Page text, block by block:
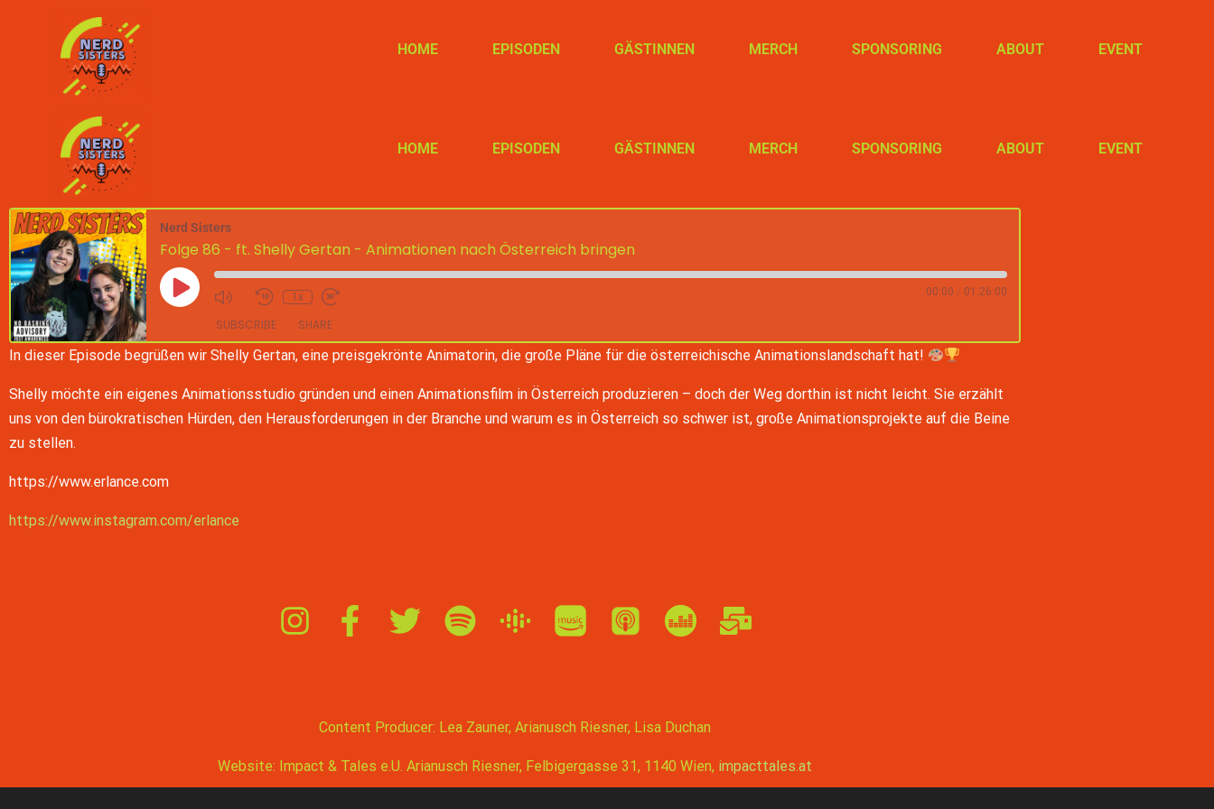
HOME EPISODEN GÄSTINNEN MERCH SPONSORING ABOUT EVENT
HOME EPISODEN GÄSTINNEN MERCH SPONSORING ABOUT EVENT
Nerd Sisters
Folge 86 - ft. Shelly Gertan - Animationen nach Österreich bringen
1x 00:00 / 01:26:00
SUBSCRIBE SHARE
RSS FEED
LINK
In dieser Episode begrüßen wir Shelly Gertan, eine preisgekrönte Animatorin, die große Pläne für die österreichische Animationslandschaft hat!
Shelly möchte ein eigenes Animationsstudio gründen und einen Animationsfilm in Österreich produzieren – doch der Weg dorthin ist nicht leicht. Sie erzählt
uns von den bürokratischen Hürden, den Herausforderungen in der Branche und warum es in Österreich so schwer ist, große Animationsprojekte auf die Beine
zu stellen.
https://www.erlance.com
https://www.instagram.com/erlance
Content Producer: Lea Zauner, Arianusch Riesner, Lisa Duchan
Website: Impact & Tales e.U. Arianusch Riesner, Felbigergasse 31, 1140 Wien, impacttales.at